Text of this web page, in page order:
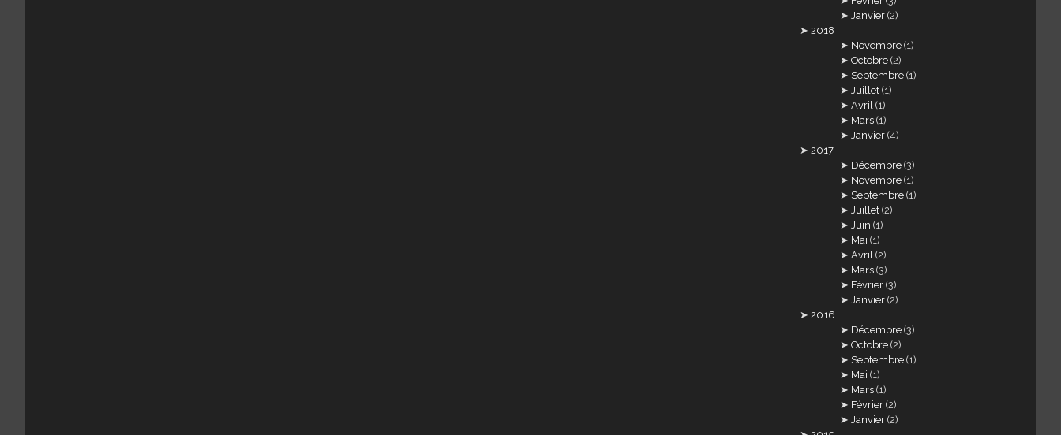
Janvier (2)
2018
Novembre (1)
Octobre (2)
Septembre (1)
Juillet (1)
Avril (1)
Mars (1)
Janvier (4)
2017
Décembre (3)
Novembre (1)
Septembre (1)
Juillet (2)
Juin (1)
Mai (1)
Avril (2)
Mars (3)
Février (3)
Janvier (2)
2016
Décembre (3)
Octobre (2)
Septembre (1)
Mai (1)
Mars (1)
Février (2)
Janvier (2)